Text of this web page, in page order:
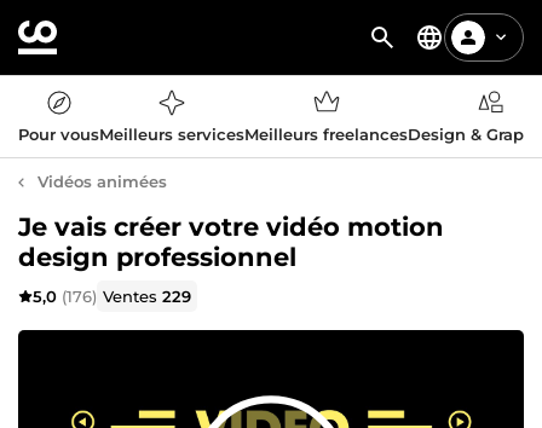
Pour vousMeilleurs servicesMeilleurs freelancesDesign &
Vidéos animées
Je vais créer votre vidéo motion
design professionnel
5,0 (176) Ventes229